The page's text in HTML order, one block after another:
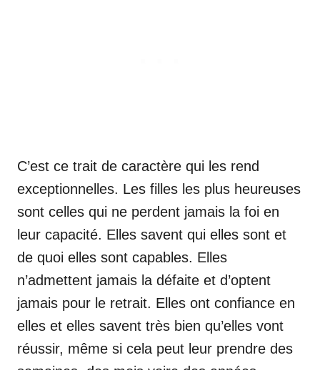
C’est ce trait de caractère qui les rend
exceptionnelles. Les filles les plus heureuses
sont celles qui ne perdent jamais la foi en
leur capacité. Elles savent qui elles sont et
de quoi elles sont capables. Elles
n’admettent jamais la défaite et d’optent
jamais pour le retrait. Elles ont confiance en
elles et elles savent très bien qu’elles vont
réussir, même si cela peut leur prendre des